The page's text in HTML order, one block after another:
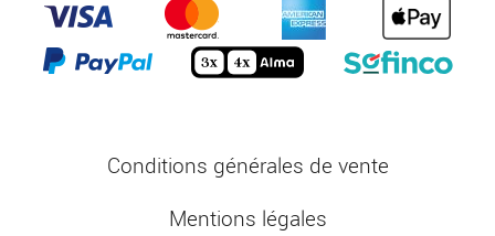
Conditions générales de vente
Mentions légales